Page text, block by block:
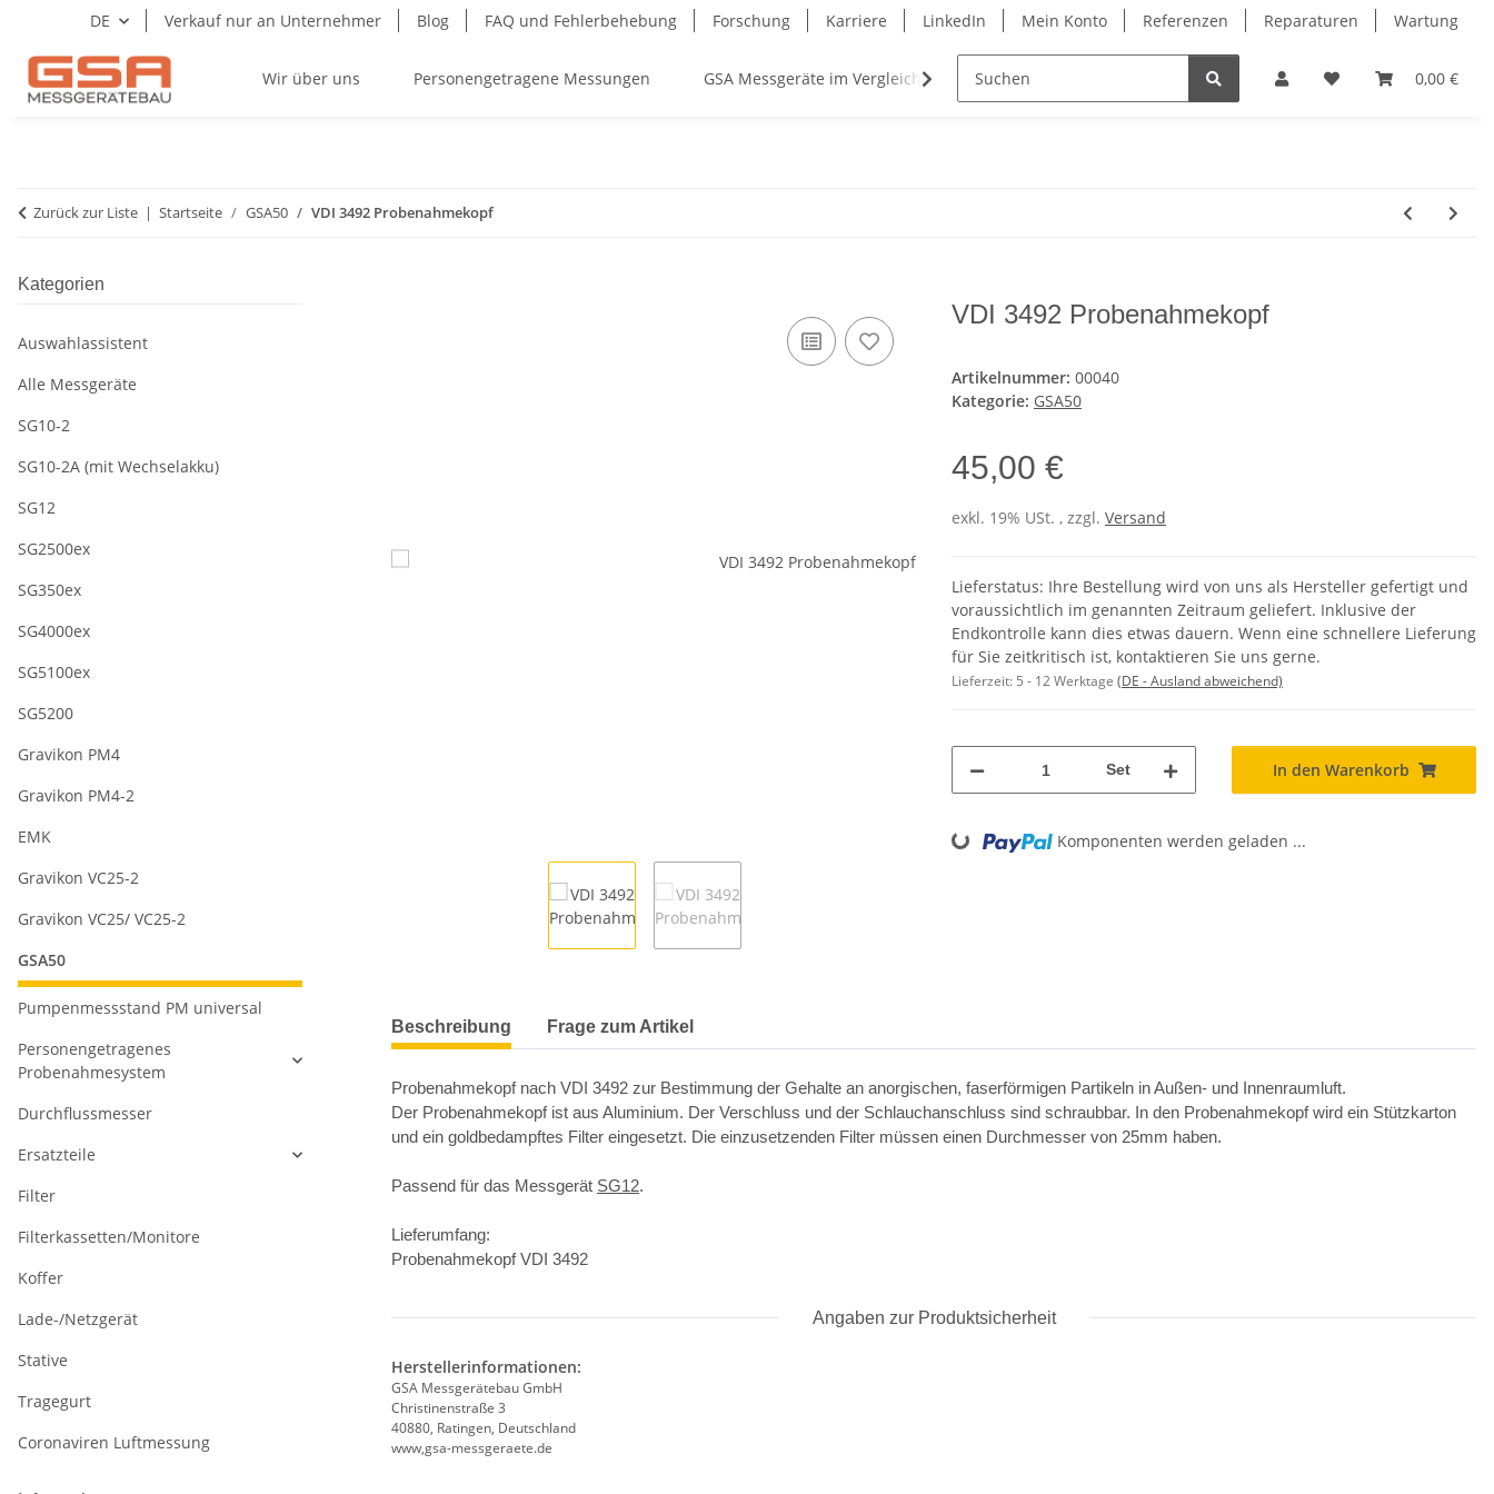
DE Verkauf nur an Unternehmer Blog FAQ und Fehlerbehebung Forschung Karriere LinkedIn Mein Konto Referenzen Reparaturen Wartung
0,00 €
Wir über uns Personengetragene Messungen GSA Messgeräte im Vergleich Kontakt
Zurück zur Liste Startseite GSA50 VDI 3492 Probenahmekopf
VDI 3492 Probenahmekopf
Artikelnummer: 00040
Kategorie: GSA50
45,00 €
exkl. 19% USt. , zzgl. Versand
Lieferstatus: Ihre Bestellung wird von uns als Hersteller gefertigt und
voraussichtlich im genannten Zeitraum geliefert. Inklusive der
Endkontrolle kann dies etwas dauern. Wenn eine schnellere Lieferung
für Sie zeitkritisch ist, kontaktieren Sie uns gerne.
Lieferzeit: 5 - 12 Werktage (DE - Ausland abweichend)
Set In den Warenkorb
Loading... Komponenten werden geladen ...
Beschreibung Frage zum Artikel
Probenahmekopf nach VDI 3492 zur Bestimmung der Gehalte an anorgischen, faserförmigen Partikeln in Außen- und Innenraumluft.
Der Probenahmekopf ist aus Aluminium. Der Verschluss und der Schlauchanschluss sind schraubbar. In den Probenahmekopf wird ein Stützkarton
und ein goldbedampftes Filter eingesetzt. Die einzusetzenden Filter müssen einen Durchmesser von 25mm haben.
Passend für das Messgerät SG12.
Lieferumfang:
Probenahmekopf VDI 3492
Angaben zur Produktsicherheit
Herstellerinformationen:
GSA Messgerätebau GmbH
Christinenstraße 3
40880, Ratingen, Deutschland
www,gsa-messgeraete.de
Kategorien
Auswahlassistent
Alle Messgeräte
SG10-2
SG10-2A (mit Wechselakku)
SG12
SG2500ex
SG350ex
SG4000ex
SG5100ex
SG5200
Gravikon PM4
Gravikon PM4-2
EMK
Gravikon VC25-2
Gravikon VC25/ VC25-2
GSA50
Pumpenmessstand PM universal
Personengetragenes
Probenahmesystem
Durchflussmesser
Ersatzteile
Filter
Filterkassetten/Monitore
Koffer
Lade-/Netzgerät
Stative
Tragegurt
Coronaviren Luftmessung